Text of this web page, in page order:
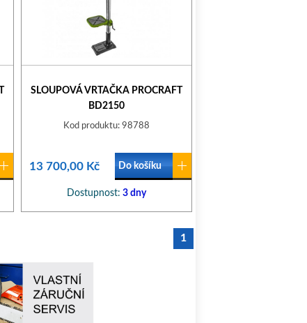
SLOUPOVÁ VRTAČKA PROCRAFT
BD2150
Kod produktu: 98788
13 700,00 Kč Do košíku
Dostupnost: 3 dny
1